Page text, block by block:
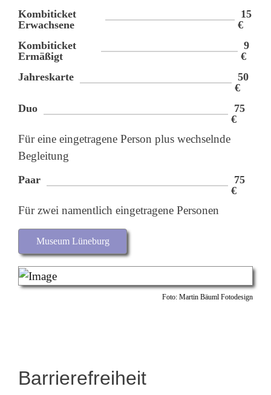
Kombiticket
Erwachsene
15
€
Kombiticket
Ermäßigt
9
€
Jahreskarte
50
€
Duo
75
€
Für eine eingetragene Person plus wechselnde
Begleitung
Paar
75
€
Für zwei namentlich eingetragene Personen
Museum Lüneburg
Foto: Martin Bäuml Fotodesign
Barrierefreiheit